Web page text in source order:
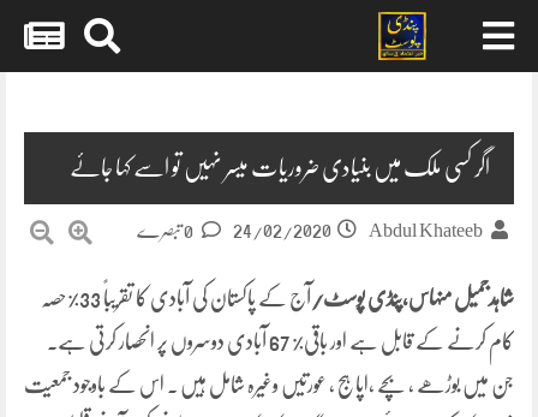
اگر کسی ملک میں بنیادی ضروریات میسر نہیں تو اسے کہا جائے
Abdul Khateeb
24/02/2020
شاہدجمیل منہاس،پنڈی پوسٹ/ آج کے پاکستان کی آبادی کا تقریباً 33%حصہ
کام کرنے کے قابل ہے اور باقی% 67 آبادی دوسروں پر انحصار کرتی ہے۔
جن میں بوڑھے ، بچے ،اپاہج ، عورتیں وغیرہ شامل ہیں ۔ اس کے باوجود جمعیت